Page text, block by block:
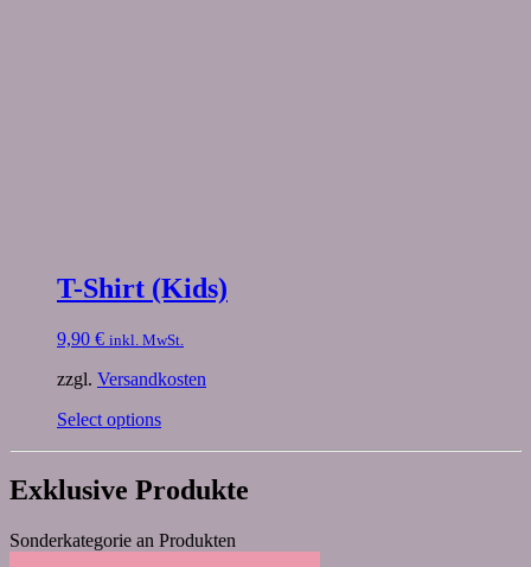
T-Shirt (Kids)
9,90 € inkl. MwSt.
zzgl. Versandkosten
Select options
Exklusive Produkte
Sonderkategorie an Produkten